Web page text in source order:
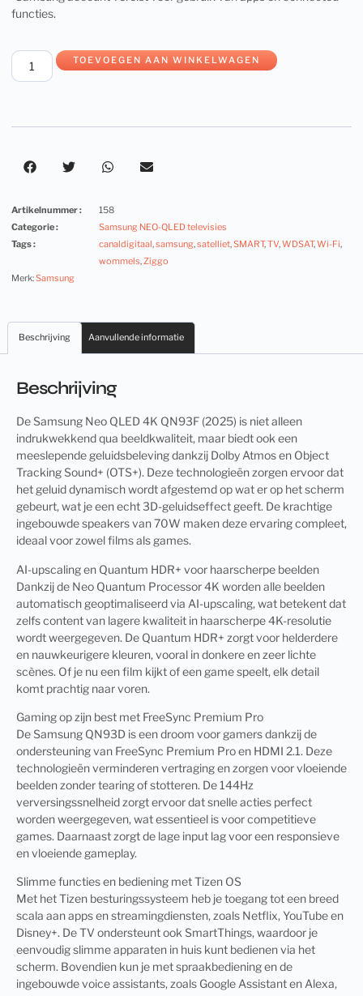
functies.
TOEVOEGEN AAN WINKELWAGEN
Artikelnummer :
158
Categorie :
Samsung NEO-QLED televisies
Tags :
canaldigitaal,samsung,satelliet,SMART,TV,WDSAT,Wi-Fi,
wommels,Ziggo
Merk:Samsung
Beschrijving Aanvullende informatie
Beschrijving
De Samsung Neo QLED 4K QN93F (2025) is niet alleen
indrukwekkend qua beeldkwaliteit, maar biedt ook een
meeslepende geluidsbeleving dankzij Dolby Atmos en Object
Tracking Sound+ (OTS+). Deze technologieën zorgen ervoor dat
het geluid dynamisch wordt afgestemd op wat er op het scherm
gebeurt, wat je een echt 3D-geluidseffect geeft. De krachtige
ingebouwde speakers van 70W maken deze ervaring compleet,
ideaal voor zowel films als games.
AI-upscaling en Quantum HDR+ voor haarscherpe beelden
Dankzij de Neo Quantum Processor 4K worden alle beelden
automatisch geoptimaliseerd via AI-upscaling, wat betekent dat
zelfs content van lagere kwaliteit in haarscherpe 4K-resolutie
wordt weergegeven. De Quantum HDR+ zorgt voor helderdere
en nauwkeurigere kleuren, vooral in donkere en zeer lichte
scènes. Of je nu een film kijkt of een game speelt, elk detail
komt prachtig naar voren.
Gaming op zijn best met FreeSync Premium Pro
De Samsung QN93D is een droom voor gamers dankzij de
ondersteuning van FreeSync Premium Pro en HDMI 2.1. Deze
technologieën verminderen vertraging en zorgen voor vloeiende
beelden zonder tearing of stotteren. De 144Hz
verversingssnelheid zorgt ervoor dat snelle acties perfect
worden weergegeven, wat essentieel is voor competitieve
games. Daarnaast zorgt de lage input lag voor een responsieve
en vloeiende gameplay.
Slimme functies en bediening met Tizen OS
Met het Tizen besturingssysteem heb je toegang tot een breed
scala aan apps en streamingdiensten, zoals Netflix, YouTube en
Disney+. De TV ondersteunt ook SmartThings, waardoor je
eenvoudig slimme apparaten in huis kunt bedienen via het
scherm. Bovendien kun je met spraakbediening en de
ingebouwde voice assistants, zoals Google Assistant en Alexa,